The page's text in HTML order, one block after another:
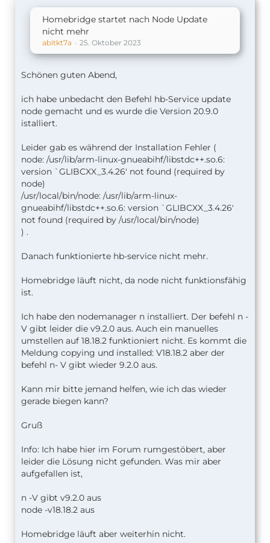
Homebridge startet nach Node Update
nicht mehr
abitkt7a 25. Oktober 2023
Schönen guten Abend,
ich habe unbedacht den Befehl hb-Service update
node gemacht und es wurde die Version 20.9.0
istalliert.
Leider gab es während der Installation Fehler (
node: /usr/lib/arm-linux-gnueabihf/libstdc++.so.6:
version `GLIBCXX_3.4.26' not found (required by
node)
/usr/local/bin/node: /usr/lib/arm-linux-
gnueabihf/libstdc++.so.6: version `GLIBCXX_3.4.26'
not found (required by /usr/local/bin/node)
) .
Danach funktionierte hb-service nicht mehr.
Homebridge läuft nicht, da node nicht funktionsfähig
ist.
Ich habe den nodemanager n installiert. Der befehl n -
V gibt leider die v9.2.0 aus. Auch ein manuelles
umstellen auf 18.18.2 funktioniert nicht. Es kommt die
Meldung copying und installed: V18.18.2 aber der
befehl n- V gibt wieder 9.2.0 aus.
Kann mir bitte jemand helfen, wie ich das wieder
gerade biegen kann?
Gruß
Info: Ich habe hier im Forum rumgestöbert, aber
leider die Lösung nicht gefunden. Was mir aber
aufgefallen ist,
n -V gibt v9.2.0 aus
node -v18.18.2 aus
Homebridge läuft aber weiterhin nicht.